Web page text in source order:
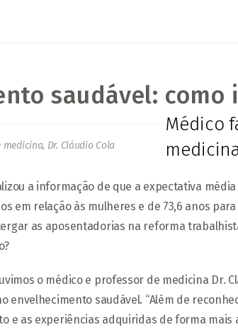
saudável: como
Dr. Cláudio Cola
Médico
a informação de que a expectativa
em relação às mulheres e de 73,6 anos
as aposentadorias na reforma
o médico e professor de medicina Dr.
envelhecimento saudável. “Além de
e as experiências adquiridas de forma